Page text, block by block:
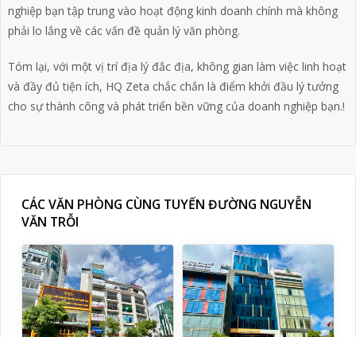
nghiệp bạn tập trung vào hoạt động kinh doanh chính mà không
phải lo lắng về các vấn đề quản lý văn phòng.
Tóm lại, với một vị trí địa lý đắc địa, không gian làm việc linh hoạt
và đầy đủ tiện ích, HQ Zeta chắc chắn là điểm khởi đầu lý tưởng
cho sự thành công và phát triển bền vững của doanh nghiệp bạn.!
CÁC VĂN PHÒNG CÙNG TUYẾN ĐƯỜNG NGUYỄN
VĂN TRỖI